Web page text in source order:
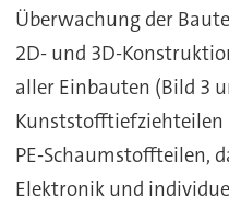
Überwachung der
2D- und 3D-
aller Einbauten (Bild 3
Kunststofftiefziehteilen
PE-Schaumstoffteilen,
Elektronik und